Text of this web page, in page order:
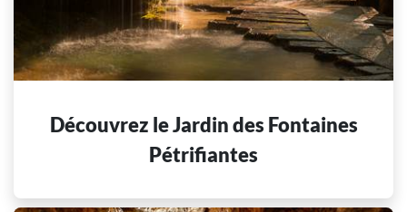
Découvrez le Jardin des Fontaines
Pétrifiantes